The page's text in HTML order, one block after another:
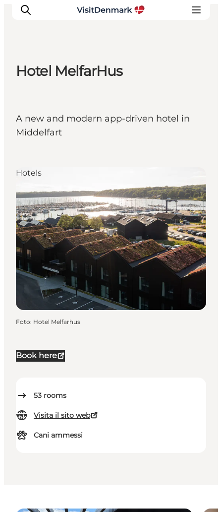
Cosa fare
Dove dormire
Hotel MelfarHus
A new and modern app-driven hotel in
Middelfart
Book here
53 rooms
Visita il sito web
Cani ammessi
Hotels
Foto: Hotel Melfarhus